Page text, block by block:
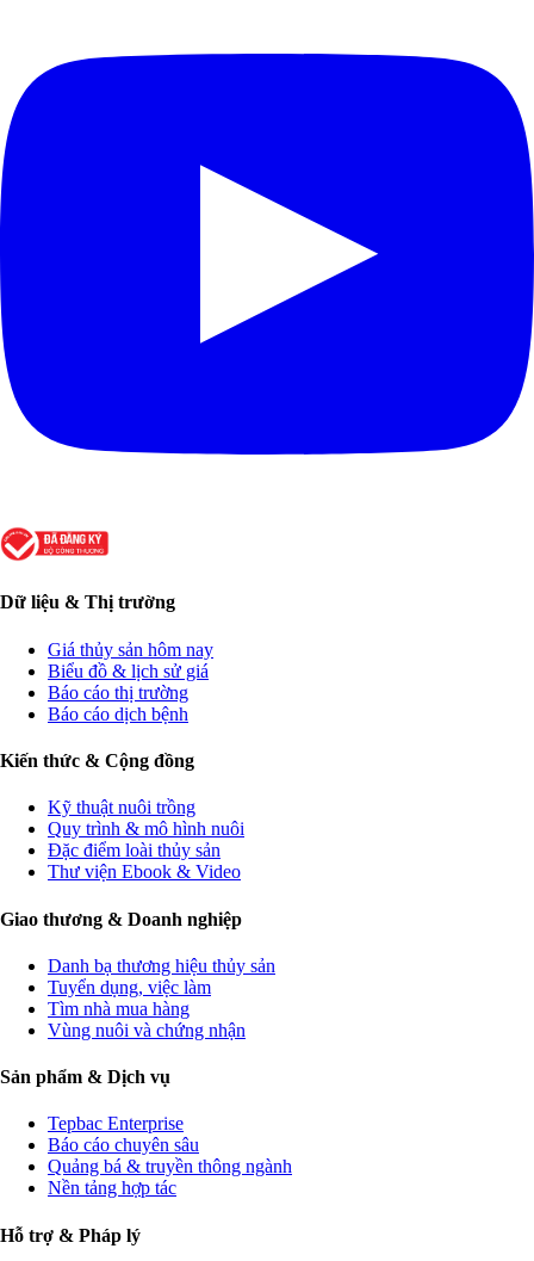
Dữ liệu & Thị trường
Giá thủy sản hôm nay
Biểu đồ & lịch sử giá
Báo cáo thị trường
Báo cáo dịch bệnh
Kiến thức & Cộng đồng
Kỹ thuật nuôi trồng
Quy trình & mô hình nuôi
Đặc điểm loài thủy sản
Thư viện Ebook & Video
Giao thương & Doanh nghiệp
Danh bạ thương hiệu thủy sản
Tuyển dụng, việc làm
Tìm nhà mua hàng
Vùng nuôi và chứng nhận
Sản phẩm & Dịch vụ
Tepbac Enterprise
Báo cáo chuyên sâu
Quảng bá & truyền thông ngành
Nền tảng hợp tác
Hỗ trợ & Pháp lý